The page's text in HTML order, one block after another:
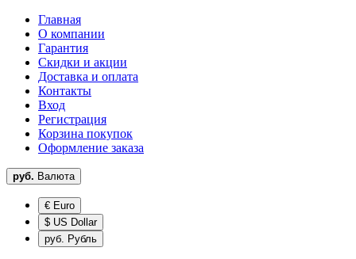
Главная
О компании
Гарантия
Скидки и акции
Доставка и оплата
Контакты
Вход
Регистрация
Корзина покупок
Оформление заказа
руб. Валюта
€ Euro
$ US Dollar
руб. Рубль